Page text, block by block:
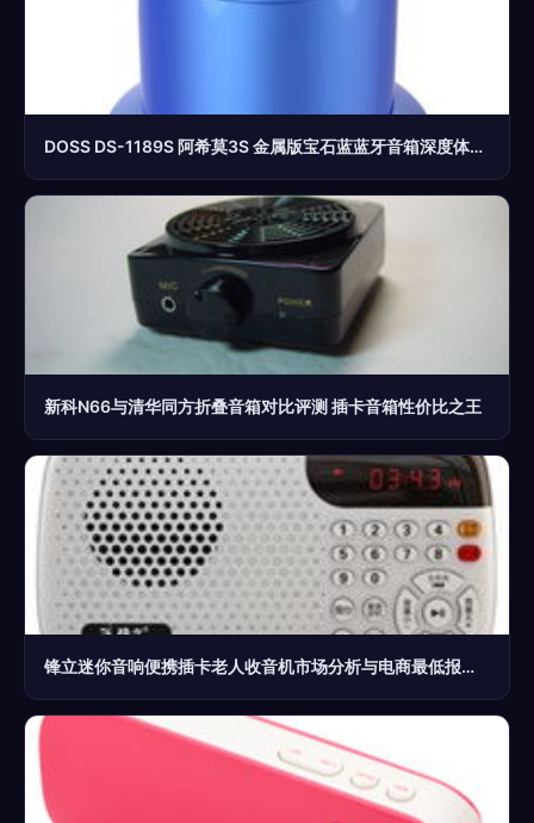
DOSS DS-1189S 阿希莫3S 金属版宝石蓝蓝牙音箱深度体验评测
新科N66与清华同方折叠音箱对比评测 插卡音箱性价比之王
锋立迷你音响便携插卡老人收音机市场分析与电商最低报价指南